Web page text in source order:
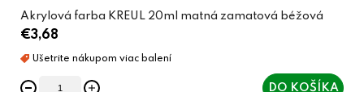
Akrylová farba KREUL 20ml matná zamatová béžová
€3,68
DO KOŠÍKA